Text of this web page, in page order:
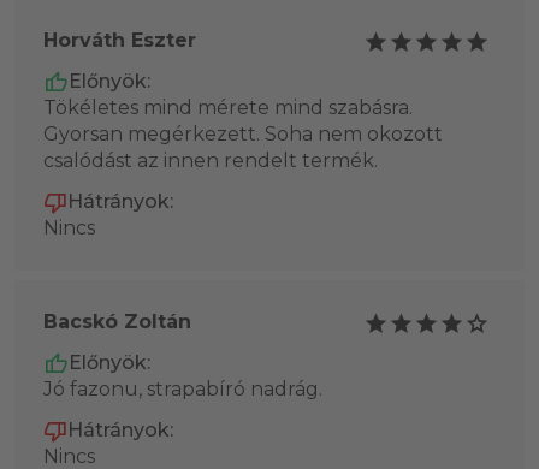
Horváth Eszter
Előnyök:
Tökéletes mind mérete mind szabásra.
Gyorsan megérkezett. Soha nem okozott
csalódást az innen rendelt termék.
Hátrányok:
Nincs
Bacskó Zoltán
Előnyök:
Jó fazonu, strapabíró nadrág.
Hátrányok:
Nincs